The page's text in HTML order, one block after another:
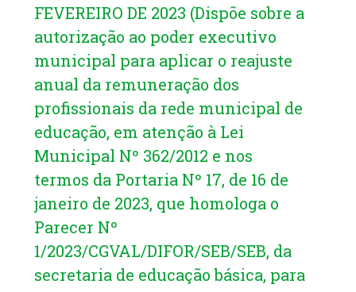
FEVEREIRO DE 2023 (Dispõe sobre a
autorização ao poder executivo
municipal para aplicar o reajuste
anual da remuneração dos
profissionais da rede municipal de
educação, em atenção à Lei
Municipal Nº 362/2012 e nos
termos da Portaria Nº 17, de 16 de
janeiro de 2023, que homologa o
Parecer Nº
1/2023/CGVAL/DIFOR/SEB/SEB, da
secretaria de educação básica, para